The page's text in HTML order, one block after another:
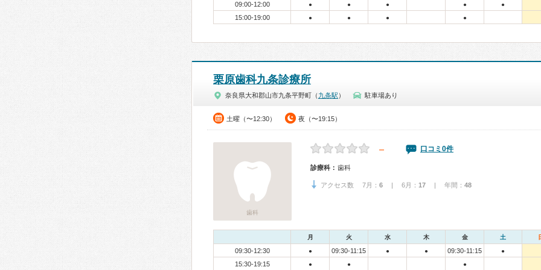
09:00-12:00 ● ● ● ● ●
15:00-19:00 ● ● ● ●
栗原歯科九条診療所
奈良県大和郡山市九条平野町（ 九条駅 ） 駐車場あり
土曜（〜12:30） 夜（〜19:15）
歯科
－ 口コミ0件
診療科： 歯科
アクセス数 7月： 6 | 6月： 17 | 年間： 48
月 火 水 木 金 土
09:30-12:30 ● 09:30-11:15 ● ● 09:30-11:15 ●
15:30-19:15 ● ● ●